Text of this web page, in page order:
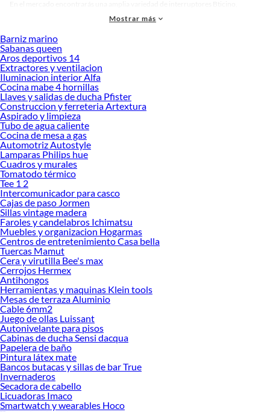
disponibles en diferentes colores, acabados y estilos. Hay modelos clásicos en
para espacios modernos y versiones modulares que se adaptan a distintas
configuraciones. Esta diversidad permite que cada usuario encuentre la
alternativa perfecta según sus necesidades y preferencias.
Antes de decidir, considera factores como la cantidad de puntos de luz, el tipo de
instalación y el diseño que mejor se integra con tu decoración. Un interruptor
Bticino de calidad ofrece durabilidad, facilidad de uso y un acabado que se
mantiene impecable con el tiempo. Elegir correctamente significa invertir en
seguridad y confort, asegurando que cada espacio luzca funcional y atractivo.
Descubre cuál se adapta mejor a ti y conoce más sobre sus beneficios. Explora
nuestras colecciones disponibles y encuentra el interruptor Bticino ideal para tu
proyecto.
Tomacorriente
Multimetro
Llave termomagnetica
Estabilizador
Canaleta
Cintillo
Socket
Linterna
Cinta aislante
Bornera
Cautin
Supresor de picos
Cables electricos
Medidor de luz
Llave diferencial
Adaptador de enchufe
Caja de luz
Pasacable
Interruptor simple
Tubo de luz
Mostrar más
Barniz marino
Sabanas queen
Aros deportivos 14
Extractores y ventilacion
Iluminacion interior Alfa
Cocina mabe 4 hornillas
Llaves y salidas de ducha Pfister
Construccion y ferreteria Artextura
Aspirado y limpieza
Tubo de agua caliente
Cocina de mesa a gas
Automotriz Autostyle
Lamparas Philips hue
Cuadros y murales
Tomatodo térmico
Tee 1 2
Intercomunicador para casco
Cajas de paso Jormen
Sillas vintage madera
Faroles y candelabros Ichimatsu
Muebles y organizacion Hogarmas
Centros de entretenimiento Casa bella
Tuercas Mamut
Cera y virutilla Bee's max
Cerrojos Hermex
Antihongos
Herramientas y maquinas Klein tools
Mesas de terraza Aluminio
Cable 6mm2
Juego de ollas Luissant
Autonivelante para pisos
Cabinas de ducha Sensi dacqua
Papelera de baño
Pintura látex mate
Bancos butacas y sillas de bar True
Invernaderos
Secadora de cabello
Licuadoras Imaco
Smartwatch y wearables Hoco